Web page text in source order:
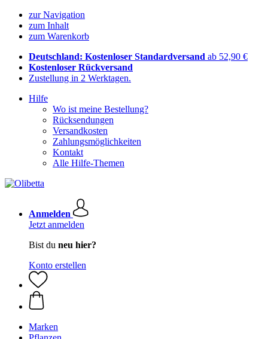
zur Navigation
zum Inhalt
zum Warenkorb
Deutschland: Kostenloser Standardversand ab 52,90 €
Kostenloser Rückversand
Zustellung in 2 Werktagen.
Hilfe
Wo ist meine Bestellung?
Rücksendungen
Versandkosten
Zahlungsmöglichkeiten
Kontakt
Alle Hilfe-Themen
Anmelden
Jetzt anmelden
Bist du neu hier?
Konto erstellen
Marken